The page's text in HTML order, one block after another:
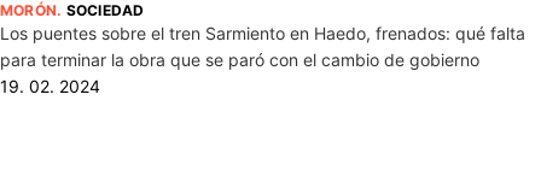
MORÓN. SOCIEDAD
Los puentes sobre el tren Sarmiento en Haedo, frenados: qué falta
para terminar la obra que se paró con el cambio de gobierno
19. 02. 2024